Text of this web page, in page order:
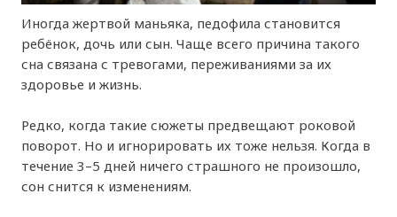
Иногда жертвой маньяка, педофила становится
ребёнок, дочь или сын. Чаще всего причина такого
сна связана с тревогами, переживаниями за их
здоровье и жизнь.
Редко, когда такие сюжеты предвещают роковой
поворот. Но и игнорировать их тоже нельзя. Когда в
течение 3–5 дней ничего страшного не произошло,
сон снится к изменениям.